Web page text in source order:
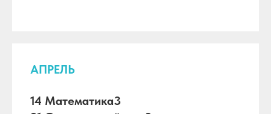
АПРЕЛЬ
14 Математика3